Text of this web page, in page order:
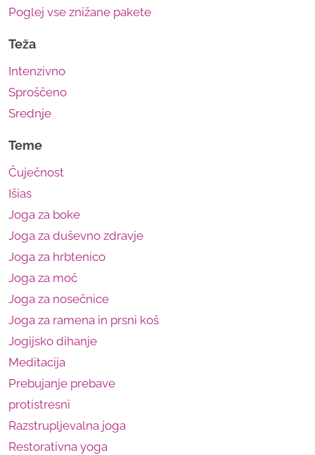
Poglej vse znižane pakete
Teža
Intenzivno
Sproščeno
Srednje
Teme
Čuječnost
Išias
Joga za boke
Joga za duševno zdravje
Joga za hrbtenico
Joga za moč
Joga za nosečnice
Joga za ramena in prsni koš
Jogijsko dihanje
Meditacija
Prebujanje prebave
protistresni
Razstrupljevalna joga
Restorativna yoga